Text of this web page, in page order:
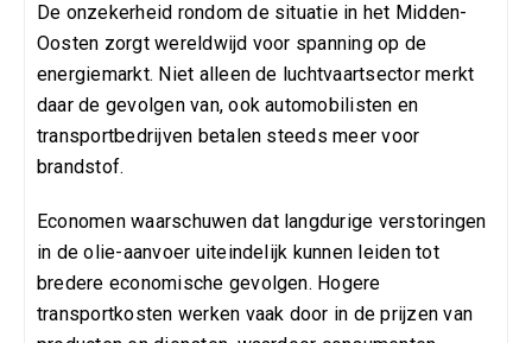
De onzekerheid rondom de situatie in het Midden-
Oosten zorgt wereldwijd voor spanning op de
energiemarkt. Niet alleen de luchtvaartsector merkt
daar de gevolgen van, ook automobilisten en
transportbedrijven betalen steeds meer voor
brandstof.
Economen waarschuwen dat langdurige verstoringen
in de olie-aanvoer uiteindelijk kunnen leiden tot
bredere economische gevolgen. Hogere
transportkosten werken vaak door in de prijzen van